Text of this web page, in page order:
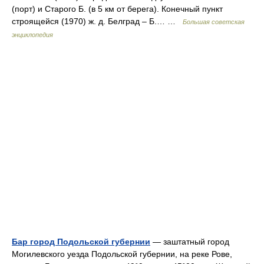
(порт) и Старого Б. (в 5 км от берега). Конечный пункт
строящейся (1970) ж. д. Белград ‒ Б.… …
Большая советская
энциклопедия
Бар город Подольской губернии — заштатный город
Могилевского уезда Подольской губернии, на реке Рове,